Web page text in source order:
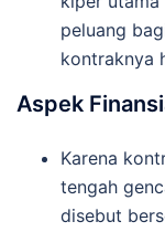
peluang
kontraknya
Aspek
Karena
tengah
disebut